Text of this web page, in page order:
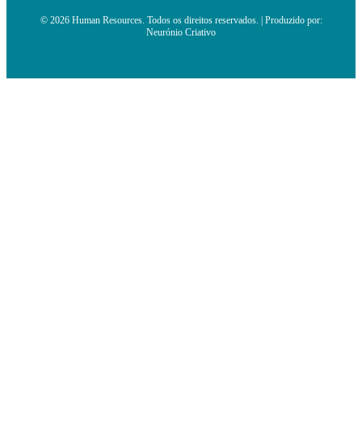
© 2026 Human Resources. Todos os direitos reservados. | Produzido por:
Neurónio Criativo